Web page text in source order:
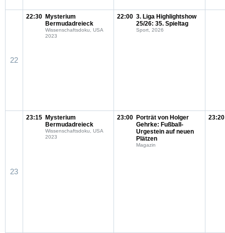
22
22:30 Mysterium
Bermudadreieck
Wissenschaftsdoku, USA
2023
22:00 3. Liga Highlightshow
25/26: 35. Spieltag
Sport, 2026
23
23:15 Mysterium
Bermudadreieck
Wissenschaftsdoku, USA
2023
23:00 Porträt von Holger
Gehrke: Fußball-
Urgestein auf neuen
Plätzen
Magazin
23:20